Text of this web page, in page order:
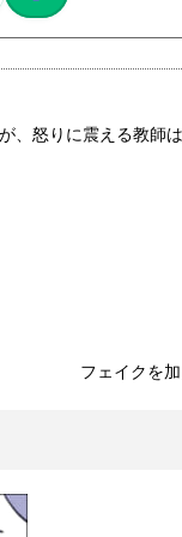
、怒りに震える教師
テラ
ア
当に
実際